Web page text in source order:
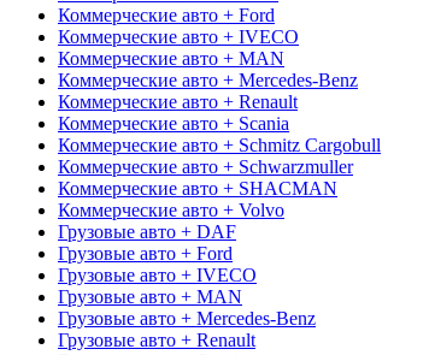
Коммерческие авто + Ford
Коммерческие авто + IVECO
Коммерческие авто + MAN
Коммерческие авто + Mercedes-Benz
Коммерческие авто + Renault
Коммерческие авто + Scania
Коммерческие авто + Schmitz Cargobull
Коммерческие авто + Schwarzmuller
Коммерческие авто + SHACMAN
Коммерческие авто + Volvo
Грузовые авто + DAF
Грузовые авто + Ford
Грузовые авто + IVECO
Грузовые авто + MAN
Грузовые авто + Mercedes-Benz
Грузовые авто + Renault